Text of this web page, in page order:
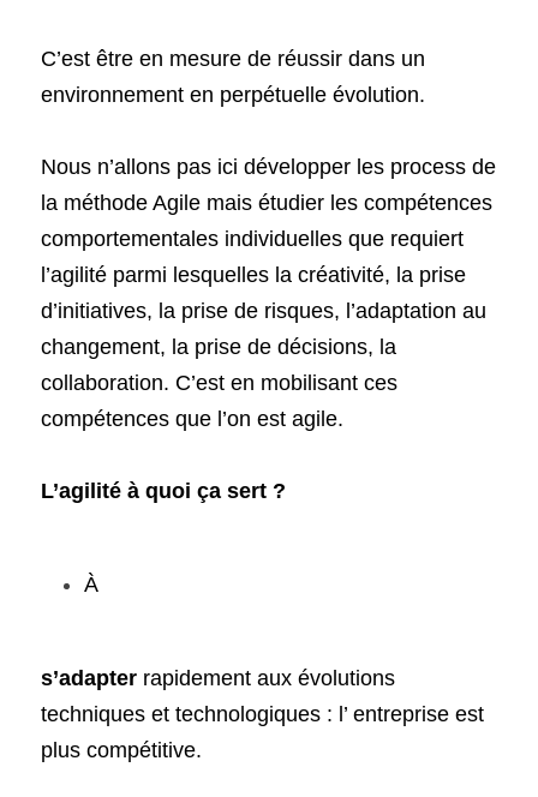
C’est être en mesure de réussir dans un
environnement en perpétuelle évolution.
Nous n’allons pas ici développer les process de
la méthode Agile mais étudier les compétences
comportementales individuelles que requiert
l’agilité parmi lesquelles la créativité, la prise
d’initiatives, la prise de risques, l’adaptation au
changement, la prise de décisions, la
collaboration. C’est en mobilisant ces
compétences que l’on est agile.
L’agilité à quoi ça sert ?
À
s’adapter rapidement aux évolutions
techniques et technologiques : l’ entreprise est
plus compétitive.